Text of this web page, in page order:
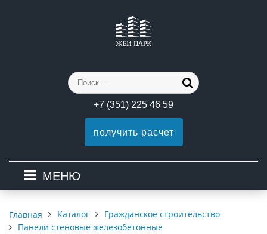
+7 (351) 225 46 59
получить расчет
МЕНЮ
Главная Каталог
Гражданское строительство
Панели стеновые железобетонные